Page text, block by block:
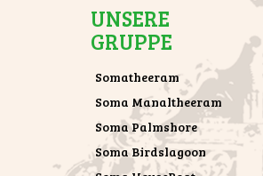
UNSERE
GRUPPE
Somatheeram
Soma Manaltheeram
Soma Palmshore
Soma Birdslagoon